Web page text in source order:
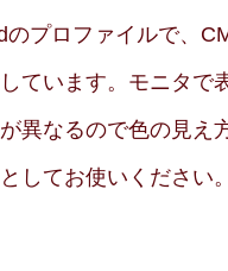
プロファイルで、
ています。モニタで
異なるので色の見え
してお使いください。